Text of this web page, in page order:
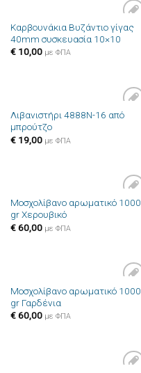
Πρόσθήκη
στην λίστα
Καρβουνάκια Βυζάντιο γίγας
40mm συσκευασία 10×10
€10,00 με ΦΠΑ
Πρόσθήκη
Λιβανιστήρι 4888N-16 από
μπρούτζο
€19,00 με ΦΠΑ
Πρόσθήκη
Μοσχολίβανο αρωματικό 1000
gr Χερουβικό
€60,00 με ΦΠΑ
Πρόσθήκη
Μοσχολίβανο αρωματικό 1000
gr Γαρδένια
€60,00 με ΦΠΑ